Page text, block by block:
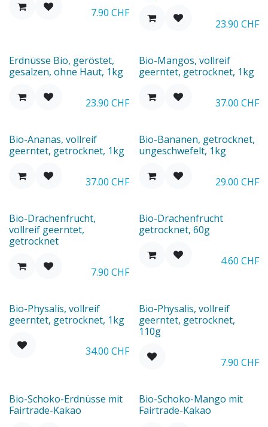
7.90 CHF
23.90 CHF
Neu
Erdnüsse Bio, geröstet,
gesalzen, ohne Haut, 1kg
23.90 CHF
Bio-Mangos, vollreif
geerntet, getrocknet, 1kg
37.00 CHF
Bio-Ananas, vollreif
geerntet, getrocknet, 1kg
37.00 CHF
Bio-Bananen, getrocknet,
ungeschwefelt, 1kg
29.00 CHF
Bio-Drachenfrucht,
vollreif geerntet,
getrocknet
7.90 CHF
Bio-Drachenfrucht
getrocknet, 60g
4.60 CHF
Bio-Physalis, vollreif
geerntet, getrocknet, 1kg
34.00 CHF
Bio-Physalis, vollreif
geerntet, getrocknet,
110g
7.90 CHF
Bio-Schoko-Erdnüsse mit
Fairtrade-Kakao
Bio-Schoko-Mango mit
Fairtrade-Kakao